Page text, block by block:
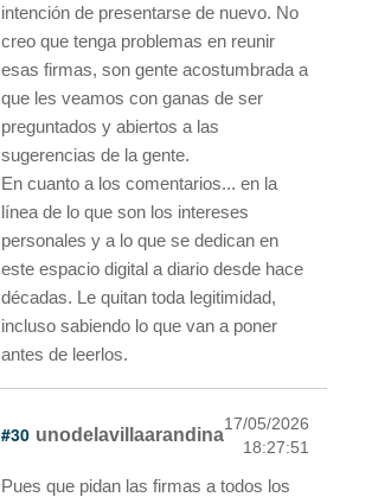
intención de presentarse de nuevo. No
creo que tenga problemas en reunir
esas firmas, son gente acostumbrada a
que les veamos con ganas de ser
preguntados y abiertos a las
sugerencias de la gente.
En cuanto a los comentarios... en la
línea de lo que son los intereses
personales y a lo que se dedican en
este espacio digital a diario desde hace
décadas. Le quitan toda legitimidad,
incluso sabiendo lo que van a poner
antes de leerlos.
#30 unodelavillaarandina
17/05/2026
18:27:51
Pues que pidan las firmas a todos los